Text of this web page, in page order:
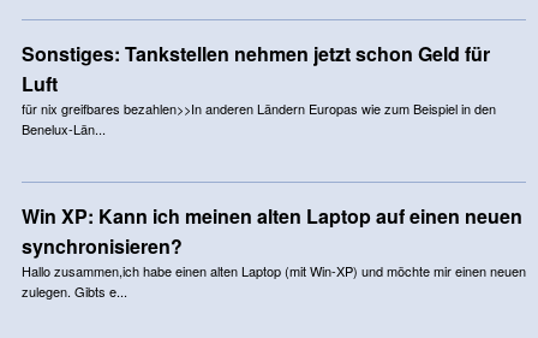
Sonstiges: Tankstellen nehmen jetzt schon Geld für
Luft
für nix greifbares bezahlen>>In anderen Ländern Europas wie zum Beispiel in den
Benelux-Län...
Win XP: Kann ich meinen alten Laptop auf einen neuen
synchronisieren?
Hallo zusammen,ich habe einen alten Laptop (mit Win-XP) und möchte mir einen neuen
zulegen. Gibts e...